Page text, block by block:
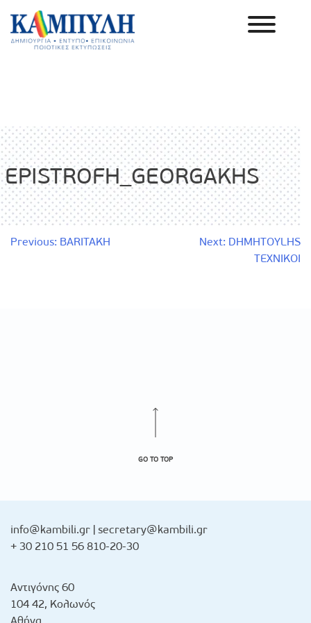
Skip
content
EPISTROFH_GEORGAKHS
Πλοήγηση
Previous: BARITAKH Next: DHMHTOYLHS
TEXNIKOI
GO TO TOP
info@kambili.gr secretary@kambili.gr
+ 30 210 51 56 810-20-30
Αντιγόνης 60
104 42, Κολωνός